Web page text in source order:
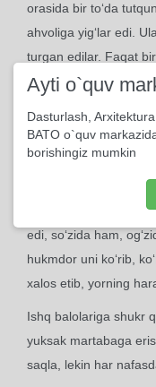
orasida bir to‘da
ahvoliga yig‘lar edi.
turgan edilar. Faqat
balolariga yaxshi
Tangriga sano aytib,
- Shu fursatda
buni osonlashtiradi, -
qolganda ham, u yor
edi, so‘zida ham,
hukmdor uni ko‘rib,
xalos etib, yorning
Ishq balolariga shukr
yuksak martabaga
saqla, lekin har
Ayti o`quv
Dasturlash,
BATO o`quv
borishingiz mumkin